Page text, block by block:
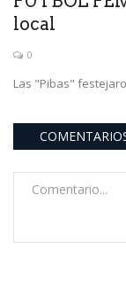
local
0
Las "Pibas"